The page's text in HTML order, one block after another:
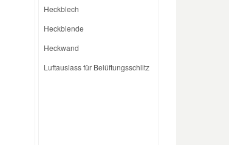
Heckblech
Heckblende
Heckwand
Luftauslass für Belüftungsschlitz